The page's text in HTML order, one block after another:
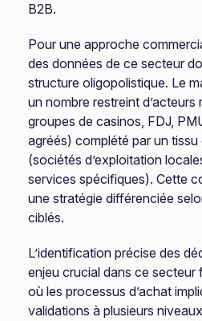
B2B.
Pour une approche
des données de ce secteur
structure oligopolistique. Le
un nombre restreint d’acteurs
groupes de casinos, FDJ,
agréés) complété par un
(sociétés d’exploitation
services spécifiques). Cette
une stratégie différenciée
ciblés.
L’identification précise des
enjeu crucial dans ce secteur
où les processus d’achat
validations à plusieurs